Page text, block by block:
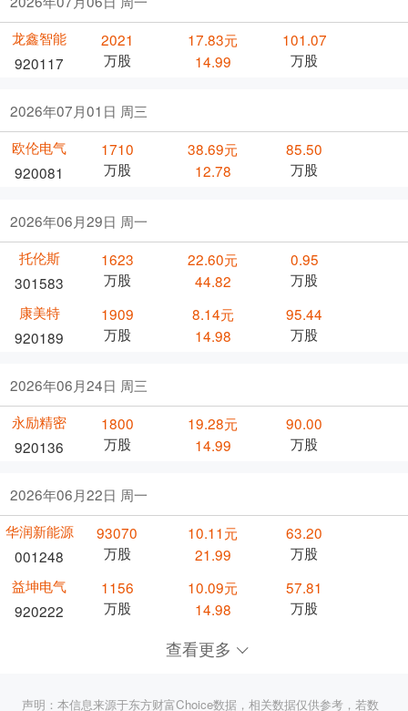
龙鑫智能
920117
2021
万股
17.83元
14.99
101.07
万股
2026年07月01日 周三
欧伦电气
920081
1710
万股
38.69元
12.78
85.50
万股
2026年06月29日 周一
托伦斯
301583
1623
万股
22.60元
44.82
0.95
万股
康美特
920189
1909
万股
8.14元
14.98
95.44
万股
2026年06月24日 周三
永励精密
920136
1800
万股
19.28元
14.99
90.00
万股
2026年06月22日 周一
华润新能源
001248
93070
万股
10.11元
21.99
63.20
万股
益坤电气
920222
1156
万股
10.09元
14.98
57.81
万股
查看更多
声明：本信息来源于东方财富Choice数据，相关数据仅供参考，若数